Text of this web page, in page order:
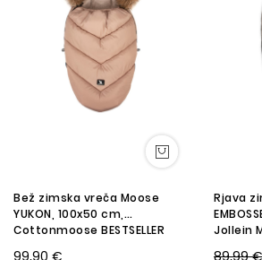
Bež zimska vreča Moose
YUKON, 100x50 cm,
Cottonmoose BESTSELLER
99,90 €
Rjava
Jollein
89,99 €